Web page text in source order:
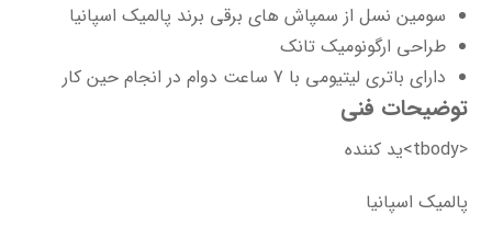
سومین نسل از سمپاش‌ های برقی برند پالمیک اسپانیا
طراحی ارگونومیک تانک
دارای باتری لیتیومی با 7 ساعت دوام در انجام حین کار
توضیحات فنی
<tbody>ید کننده
پالمیک اسپانیا